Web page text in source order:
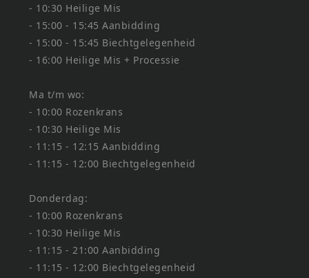
- 10:30 Heilige Mis
- 15:00 - 15:45 Aanbidding
- 15:00 - 15:45 Biechtgelegenheid
- 16:00 Heilige Mis + Processie
Ma t/m wo:
- 10:00 Rozenkrans
- 10:30 Heilige Mis
- 11:15 - 12:15 Aanbidding
- 11:15 - 12:00 Biechtgelegenheid
Donderdag:
- 10:00 Rozenkrans
- 10:30 Heilige Mis
- 11:15 - 21:00 Aanbidding
- 11:15 - 12:00 Biechtgelegenheid